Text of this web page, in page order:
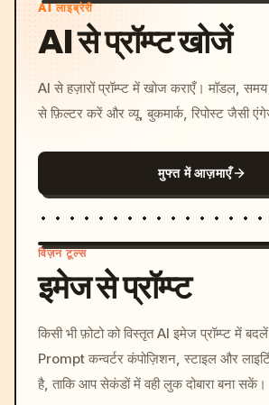
AI लाइब्रेरी
AI से प्रॉम्प्ट खोजें
AI से हज़ारों प्रॉम्प्ट में खोज कराएँ। मॉडल,
से फ़िल्टर करें और व्यू, बुकमार्क, रिपोस्ट जैसी
मुफ्त में आज़माएँ
c,
colors,
विज़न टूल्स
इमेज से प्रॉम्प्ट
किसी भी फ़ोटो को विस्तृत AI इमेज प्रॉम्प्ट में
Prompt कन्वर्टर कंपोज़िशन, स्टाइल और
है, ताकि आप सेकंडों में वही लुक दोबारा बना सकें।